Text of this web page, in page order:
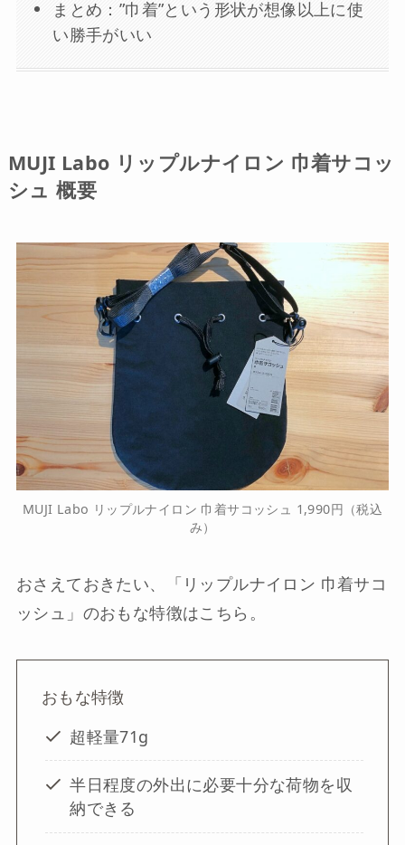
まとめ：”巾着”という形状が想像以上に使
い勝手がいい
MUJI Labo リップルナイロン 巾着サコッ
シュ 概要
MUJI Labo リップルナイロン 巾着サコッシュ 1,990円（税込
み）
おさえておきたい、「リップルナイロン 巾着サコ
ッシュ」のおもな特徴はこちら。
おもな特徴
超軽量71g
半日程度の外出に必要十分な荷物を収
納できる